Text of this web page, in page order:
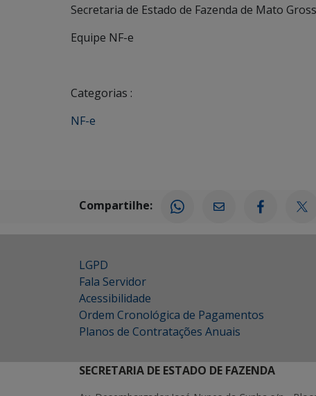
Secretaria de Estado de Fazenda de Mato
Equipe NF-e
Categorias :
NF-e
Compartilhe:
LGPD
Fala Servidor
Acessibilidade
Ordem Cronológica de Pagamentos
Planos de Contratações Anuais
SECRETARIA DE ESTADO DE FAZENDA